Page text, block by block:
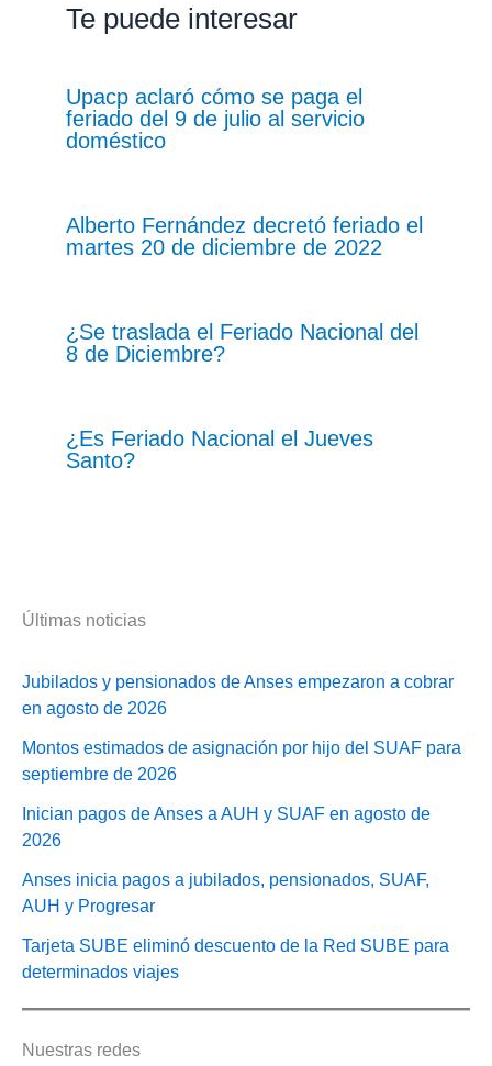
Te puede interesar
Upacp aclaró cómo se paga el
feriado del 9 de julio al servicio
doméstico
Alberto Fernández decretó feriado el
martes 20 de diciembre de 2022
¿Se traslada el Feriado Nacional del
8 de Diciembre?
¿Es Feriado Nacional el Jueves
Santo?
Últimas noticias
Jubilados y pensionados de Anses empezaron a cobrar
en agosto de 2026
Montos estimados de asignación por hijo del SUAF para
septiembre de 2026
Inician pagos de Anses a AUH y SUAF en agosto de
2026
Anses inicia pagos a jubilados, pensionados, SUAF,
AUH y Progresar
Tarjeta SUBE eliminó descuento de la Red SUBE para
determinados viajes
Nuestras redes